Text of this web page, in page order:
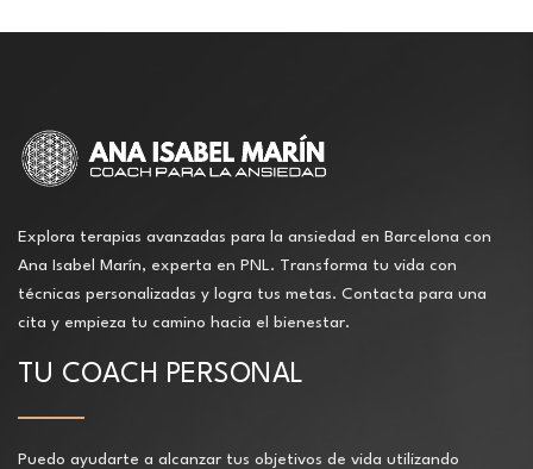
Explora terapias avanzadas para la ansiedad en Barcelona con
Ana Isabel Marín, experta en PNL. Transforma tu vida con
técnicas personalizadas y logra tus metas. Contacta para una
cita y empieza tu camino hacia el bienestar.
TU COACH PERSONAL
Puedo ayudarte a alcanzar tus objetivos de vida utilizando